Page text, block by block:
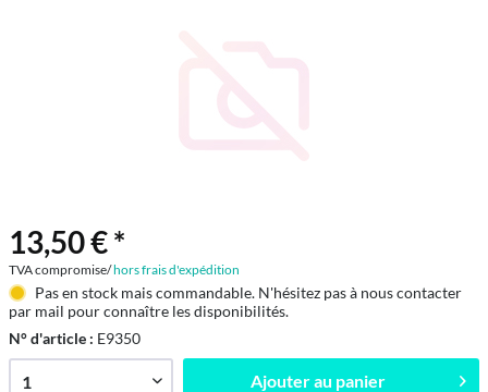
13,50 € *
TVA compromise/hors frais d'expédition
Pas en stock mais commandable. N'hésitez pas à nous contacter
par mail pour connaître les disponibilités.
N° d'article : E9350
Ajouter au panier